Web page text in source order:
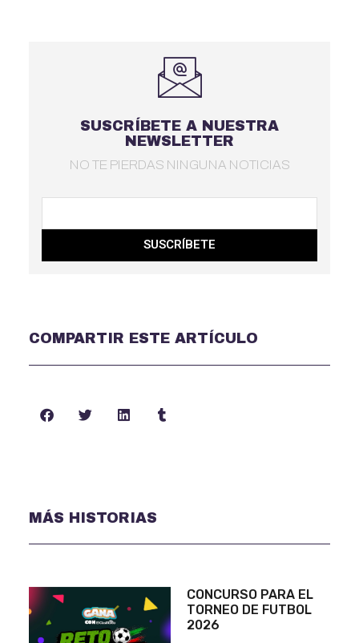
SUSCRÍBETE A NUESTRA
NEWSLETTER
NO TE PIERDAS NINGUNA NOTICIAS
SUSCRÍBETE
COMPARTIR ESTE ARTÍCULO
MÁS HISTORIAS
CONCURSO PARA EL
TORNEO DE FUTBOL
2026